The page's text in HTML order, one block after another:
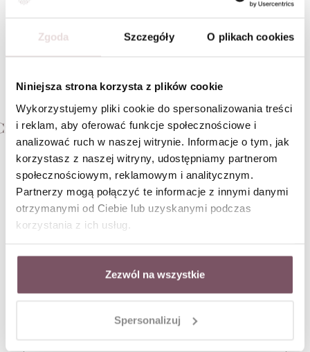
Zgoda Szczegóły O plikach cookies
Niniejsza strona korzysta z plików cookie
Wykorzystujemy pliki cookie do spersonalizowania treści
i reklam, aby oferować funkcje społecznościowe i
analizować ruch w naszej witrynie. Informacje o tym, jak
korzystasz z naszej witryny, udostępniamy partnerom
społecznościowym, reklamowym i analitycznym.
Partnerzy mogą połączyć te informacje z innymi danymi
otrzymanymi od Ciebie lub uzyskanymi podczas
korzystania z ich usług.
Zezwól na wszystkie
Spersonalizuj
Prezentownik dla Niej —
Są prezenty, które po prostu się wręcza. I są takie,
które zostają z nią na dłużej — w codziennych
stylizacjach, w szkatułce, w małym rytuale
zakładania ulubionych kolczyków albo
w symbolu, który przypomina o konkretnej
osobie, momencie czy emocji.
dalej
o
Styl nie jest
musisz być
trzeciego
powiedzieć
Czytaj
Newsletter
PIERWSZE ZAKUPY , informacje o nowościach i